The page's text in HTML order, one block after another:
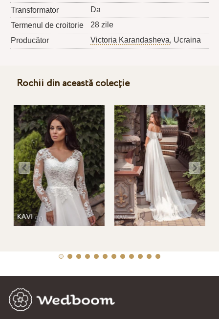
Transformator
Da
Termenul de croitorie
28 zile
Producător
Victoria Karandasheva, Ucraina
Rochii din această colecție